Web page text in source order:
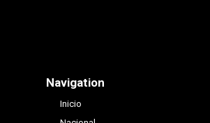
Navigation
Inicio